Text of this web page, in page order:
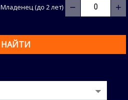
Младенец (до 2 лет) − +
НАЙТИ